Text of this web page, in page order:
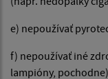
e) nepoužívať
f) nepoužívať iné
lampióny, pochodne),